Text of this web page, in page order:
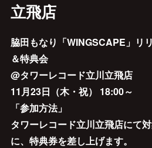
立飛店
脇田もなり「WINGSCAPE」リ
＆特典会
@タワーレコード立川立飛店
11月23日（木・祝） 18:00～
「参加方法」
タワーレコード立川立飛店にて
に、特典券を差し上げます。